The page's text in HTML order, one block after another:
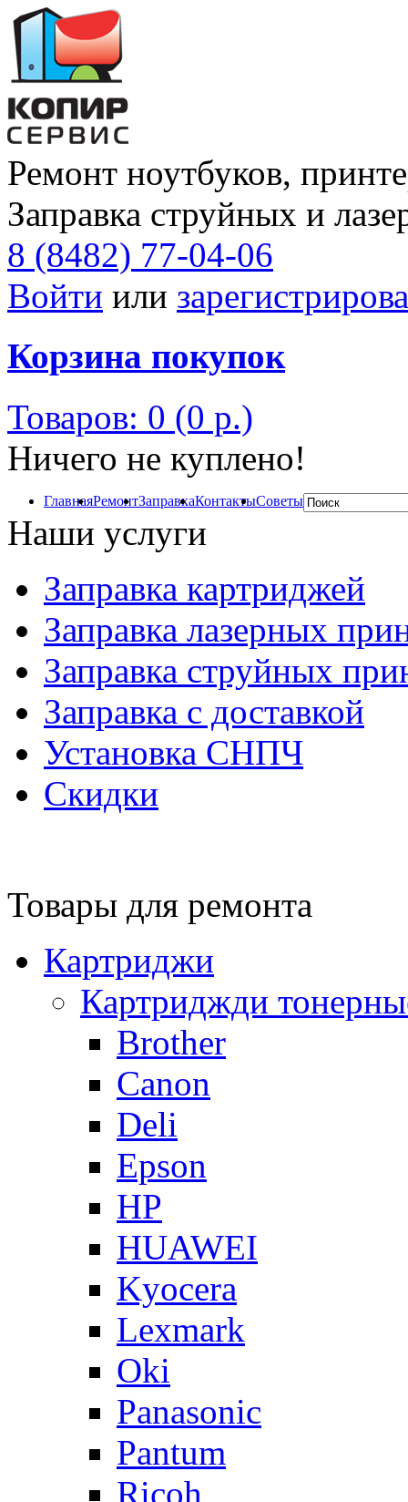
Ремонт ноутбуков,
Заправка струйных и
8 (8482) 77-04-06
Войти или
Корзина покупок
Товаров: 0 (0 р.)
Ничего не куплено!
ГлавнаяРемонтЗаправкаКонтактыСоветы
Наши услуги
Заправка картриджей
Заправка лазерных
Заправка струйных
Заправка с доставкой
Установка СНПЧ
Скидки
Товары для ремонта
Картриджи
Картриджди
Brother
Canon
Deli
Epson
HP
HUAWEI
Kyocera
Lexmark
Oki
Panasonic
Pantum
Ricoh